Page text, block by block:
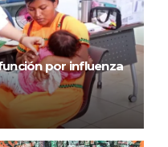
por influenza